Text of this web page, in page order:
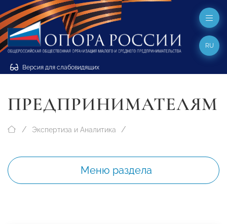
Версия для слабовидящих
RU
ПРЕДПРИНИМАТЕЛЯМ
Экспертиза и Аналитика
Меню раздела